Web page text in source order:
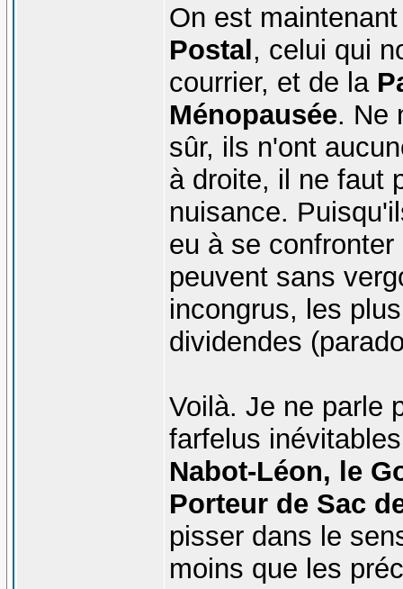
On est
Postal , celui qui
courrier, et de la
Ménopausée. Ne
sûr, ils n'ont
à droite, il ne faut
nuisance.
eu à se
peuvent sans
incongrus, les
dividendes
Voilà. Je ne parle
farfelus
Nabot-Léon, le
Porteur de Sac
pisser dans le
moins que les